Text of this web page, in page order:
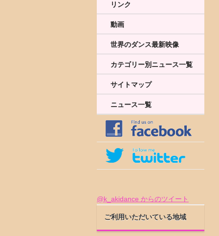
リンク
動画
世界のダンス最新映像
カテゴリー別ニュース一覧
サイトマップ
ニュース一覧
@k_akidance からのツイート
ご利用いただいている地域